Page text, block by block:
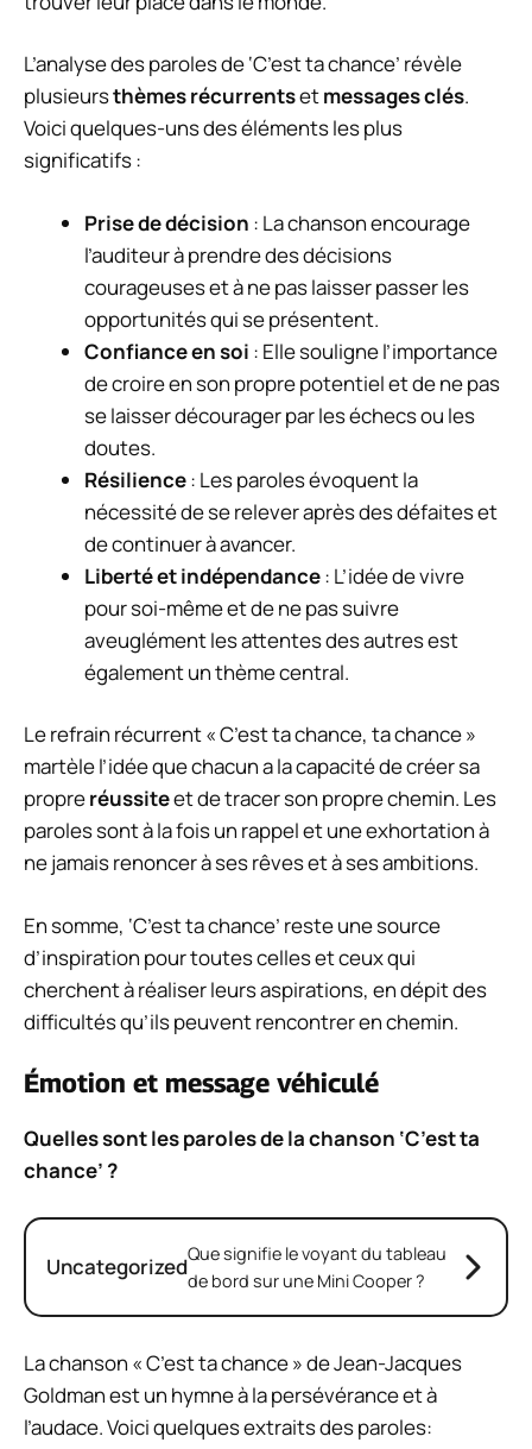
L’analyse des paroles de ‘C’est ta chance’ révèle
plusieursthèmes récurrentsetmessages clés.
Voici quelques-uns des éléments les plus
significatifs :
Prise de décision : La chanson encourage
l’auditeur à prendre des décisions
courageuses et à ne pas laisser passer les
opportunités qui se présentent.
Confiance en soi : Elle souligne l’importance
de croire en son propre potentiel et de ne pas
se laisser décourager par les échecs ou les
doutes.
Résilience: Les paroles évoquent la
nécessité de se relever après des défaites et
de continuer à avancer.
Liberté et indépendance: L’idée de vivre
pour soi-même et de ne pas suivre
aveuglément les attentes des autres est
également un thème central.
Le refrain récurrent « C’est ta chance, ta chance »
martèle l’idée que chacun a la capacité de créer sa
propreréussiteet de tracer son propre chemin. Les
paroles sont à la fois un rappel et une exhortation à
ne jamais renoncer à ses rêves et à ses ambitions.
En somme, ‘C’est ta chance’ reste une source
d’inspiration pour toutes celles et ceux qui
cherchent à réaliser leurs aspirations, en dépit des
difficultés qu’ils peuvent rencontrer en chemin.
Émotion et message véhiculé
Quelles sont les paroles de la chanson ‘C’est ta
chance’ ?
UncategorizedQue signifie le voyant du tableau
de bord sur une Mini Cooper ?
La chanson « C’est ta chance » de Jean-Jacques
Goldman est un hymne à la persévérance et à
l’audace. Voici quelques extraits des paroles: